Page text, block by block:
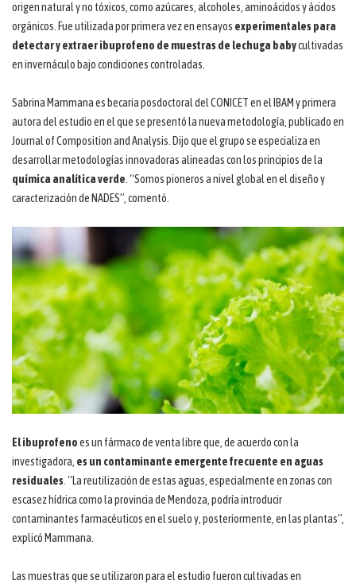
origen natural y no tóxicos, como azúcares, alcoholes, aminoácidos y ácidos
orgánicos. Fue utilizada por primera vez en ensayos experimentales para
detectar y extraer ibuprofeno de muestras de lechuga babycultivadas
en invernáculo bajo condiciones controladas.
Sabrina Mammana es becaria posdoctoral del CONICET en el IBAM y primera
autora del estudio en el que se presentó la nueva metodología, publicado en
Journal of Composition and Analysis. Dijo que el grupo se especializa en
desarrollar metodologías innovadoras alineadas con los principios de la
química analítica verde. “Somos pioneros a nivel global en el diseño y
caracterización de NADES”, comentó.
El ibuprofenoes un fármaco de venta libre que, de acuerdo con la
investigadora, es un contaminante emergente frecuente en aguas
residuales. “La reutilización de estas aguas, especialmente en zonas con
escasez hídrica como la provincia de Mendoza, podría introducir
contaminantes farmacéuticos en el suelo y, posteriormente, en las plantas”,
explicó Mammana.
Las muestras que se utilizaron para el estudio fueron cultivadas en